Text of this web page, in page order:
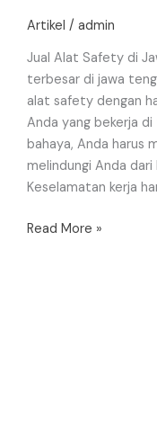
Artikel / admin
Jual Alat Safety di
terbesar di jawa
alat safety dengan
Anda yang bekerja
bahaya, Anda harus
melindungi Anda dari
Keselamatan kerja
Tengah
Read More »